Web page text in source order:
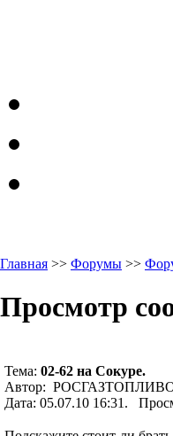
Главная >> Форумы >>
Просмотр
Тема: 02-62 на Сокуре.
Автор: РОСГАЗТОПЛИВО,
Дата: 05.07.10 16:31.